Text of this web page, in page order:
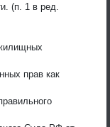
(п. 1 в ред.
прав как